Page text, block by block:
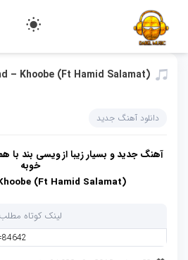
– Khoobe (Ft Hamid Salamat)‏
دانلود آهنگ جدید
آهنگ جدید و بسیار زیبا از ویسی بند با
خوبه
(Ft Hamid Salamat)
لینک کوتاه مطلب